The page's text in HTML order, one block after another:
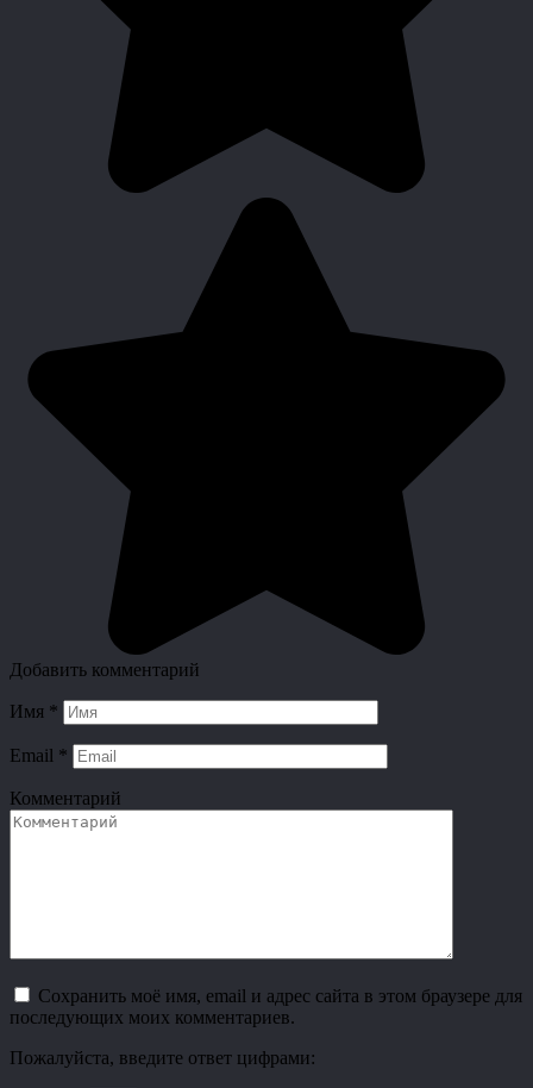
Добавить комментарий
Имя *
Email *
Комментарий
Сохранить моё имя, email и адрес сайта в этом браузере для
последующих моих комментариев.
Пожалуйста, введите ответ цифрами: